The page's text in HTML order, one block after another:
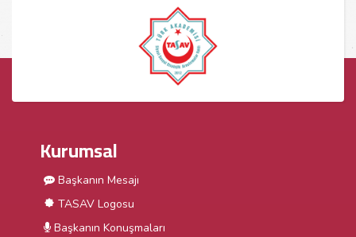
Kurumsal
Başkanın Mesajı
TASAV Logosu
Başkanın Konuşmaları